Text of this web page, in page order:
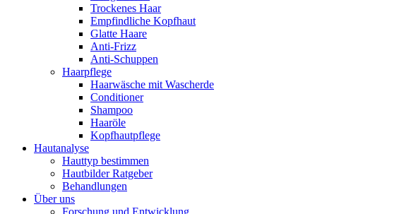
Trockenes Haar
Empfindliche Kopfhaut
Glatte Haare
Anti-Frizz
Anti-Schuppen
Haarpflege
Haarwäsche mit Wascherde
Conditioner
Shampoo
Haaröle
Kopfhautpflege
Hautanalyse
Hauttyp bestimmen
Hautbilder Ratgeber
Behandlungen
Über uns
Forschung und Entwicklung